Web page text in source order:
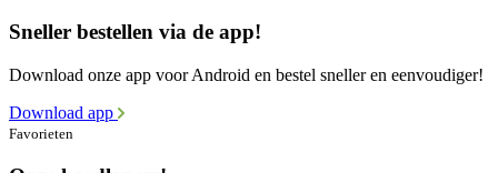
Sneller bestellen via de app!
Download onze app voor Android en bestel sneller en eenvoudiger!
Download app
Favorieten